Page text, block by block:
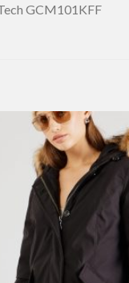
GCM101KFF